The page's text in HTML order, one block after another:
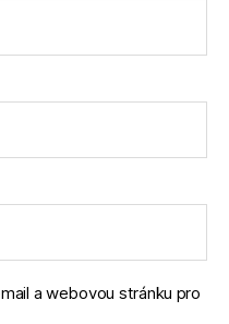
a webovou stránku pro